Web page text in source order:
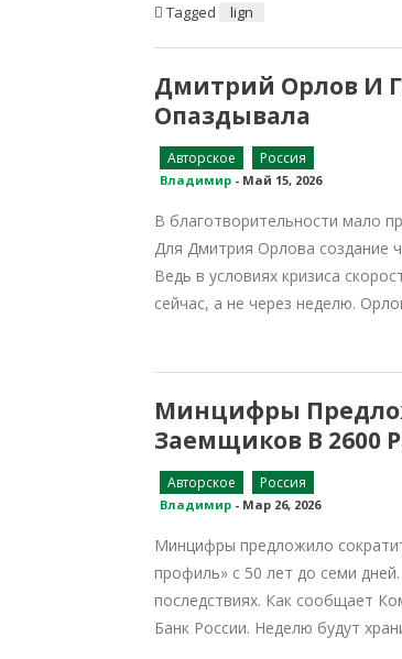
Tagged lign
Дмитрий Орлов И
Опаздывала
Авторское Россия
Владимир - Май 15, 2026
В благотворительности мало
Для Дмитрия Орлова создание
Ведь в условиях кризиса
сейчас, а не через неделю.
Минцифры
Заемщиков В 2600
Авторское Россия
Владимир - Мар 26, 2026
Минцифры предложило
профиль» с 50 лет до семи
последствиях. Как сообщает
Банк России. Неделю будут